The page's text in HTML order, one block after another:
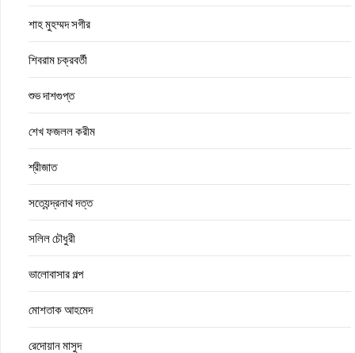
শাহ মুহম্মদ সগীর
শিবরাম চক্রবর্তী
শুভ দাশগুপ্ত
শেখ ফজলল করীম
শ্রীজাত
সত্যেন্দ্রনাথ দত্ত
সলিল চৌধুরী
ভালোবাসার গল্প
মোশতাক আহমেদ
রেদোয়ান মাসুদ